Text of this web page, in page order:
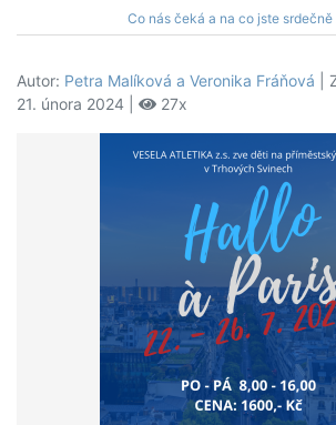
Co nás čeká a na co jste
Autor: Petra Malíková a Veronika Fráňová |
21. února 2024 |
27x